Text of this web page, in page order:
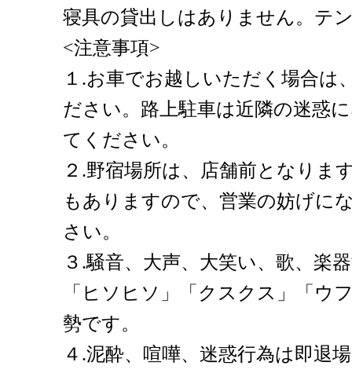
寝具の貸出しはありません。テ
<注意事項>
１.お車でお越しいただく場合は
ださい。路上駐車は近隣の迷惑
てください。
２.野宿場所は、店舗前となりま
もありますので、営業の妨げに
さい。
３.騒音、大声、大笑い、歌、楽
「ヒソヒソ」「クスクス」「ウ
勢です。
４.泥酔、喧嘩、迷惑行為は即退